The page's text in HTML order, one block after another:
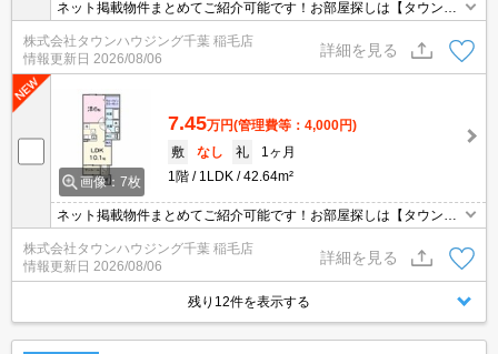
ネット掲載物件まとめてご紹介可能です！お部屋探しは【タウンハ
ウジング】にお任せください！※オンライン内見・現地待ち合わせ
は事前にご相談ください。
株式会社タウンハウジング千葉 稲毛店
情報更新日 2026/08/06
詳細を見る
画像：7枚
7.45万円(管理費等：4,000円)
敷
なし 礼
1ヶ月
1階
1LDK 42.64m²
ネット掲載物件まとめてご紹介可能です！お部屋探しは【タウンハ
ウジング】にお任せください！※オンライン内見・現地待ち合わせ
は事前にご相談ください。
株式会社タウンハウジング千葉 稲毛店
情報更新日 2026/08/06
詳細を見る
残り12件を表示する